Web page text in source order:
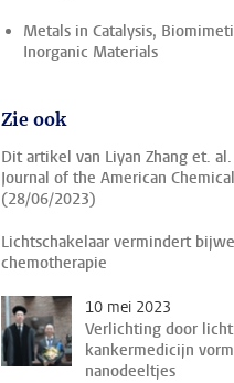
Metals in Catalysis,
Inorganic Materials
Zie ook
Dit artikel van Liyan Zhang et.
Journal of the American
(28/06/2023)
Lichtschakelaar vermindert
chemotherapie
10 mei 2023
Verlichting door
kankermedicijn
nanodeeltjes